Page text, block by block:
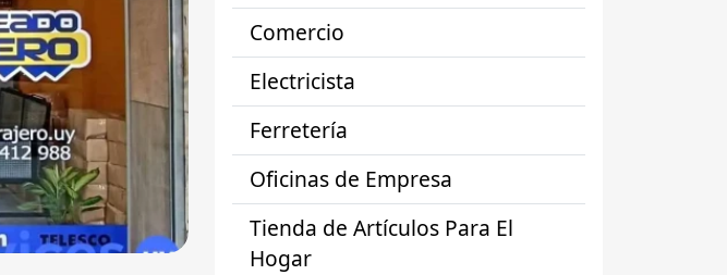
Comercio
Electricista
Ferretería
Oficinas de Empresa
Tienda de Artículos Para El
Hogar